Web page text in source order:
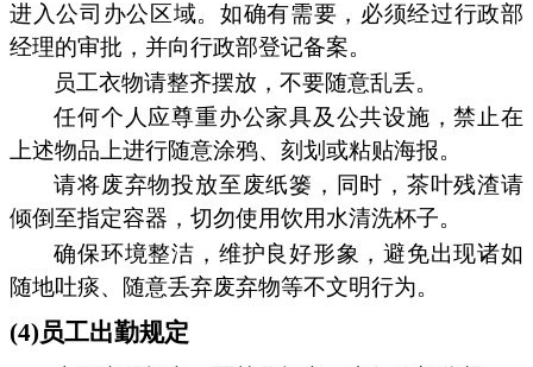
进入公司办公区域。如确有需要，必须经过行政部
经理的审批，并向行政部登记备案。
员工衣物请整齐摆放，不要随意乱丢。
任何个人应尊重办公家具及公共设施，禁止在
上述物品上进行随意涂鸦、刻划或粘贴海报。
请将废弃物投放至废纸篓，同时，茶叶残渣请
倾倒至指定容器，切勿使用饮用水清洗杯子。
确保环境整洁，维护良好形象，避免出现诸如
随地吐痰、随意丢弃废弃物等不文明行为。
(4)员工出勤规定